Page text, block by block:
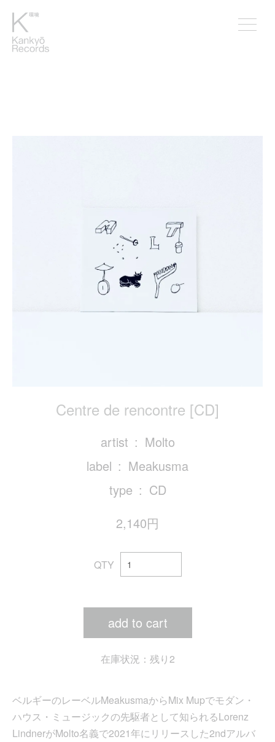
Centre de rencontre [CD]
artist
Molto
label
Meakusma
type
CD
2,140円
QTY
add to cart
在庫状況：残り2
ベルギーのレーベルMeakusmaからMix Mupでモダン・
ハウス・ミュージックの先駆者として知られるLorenz
LindnerがMolto名義で2021年にリリースした2ndアルバ